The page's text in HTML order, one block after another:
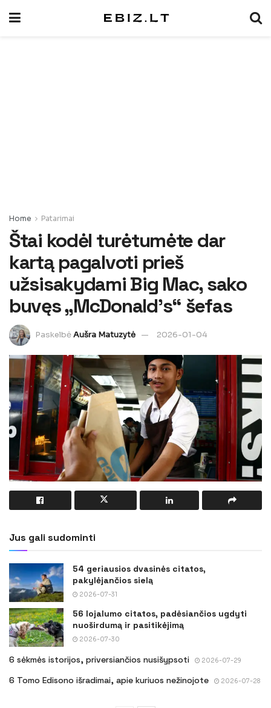
Home Patarimai
Štai kodėl turėtumėte dar
kartą pagalvoti prieš
užsisakydami Big Mac, sako
buvęs „McDonald’s“ šefas
PaskelbėAušra Matuzytė 2026-01-04
Jus gali sudominti
54 geriausios dvasinės citatos,
pakylėjančios sielą
2026-07-31
56 lojalumo citatos, padėsiančios ugdyti
nuoširdumą ir pasitikėjimą
2026-07-30
6 sėkmės istorijos, priversiančios nusišypsoti 2026-07-29
6 Tomo Edisono išradimai, apie kuriuos nežinojote 2026-07-28